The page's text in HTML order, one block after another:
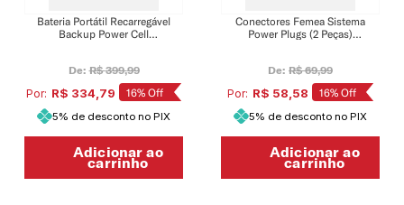
Bateria Portátil Recarregável
Backup Power Cell
De: R$ 399,99
Por: R$ 334 79 16% Off
5% de desconto no PIX
Adicionar ao
carrinho
Conectores Femea Sistema
Power Plugs (2 Peças)
De: R$ 69,99
Por: R$ 58 58 16%Off
5% de desconto no PIX
Adicionar ao
carrinho